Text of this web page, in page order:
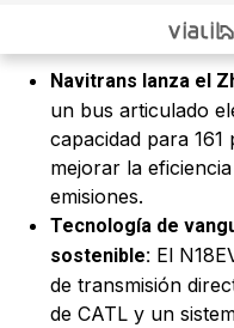
Navitrans lanza el
un bus articulado
capacidad para 161
mejorar la
emisiones.
Tecnología de
sostenible: El
de transmisión
de CATL y un